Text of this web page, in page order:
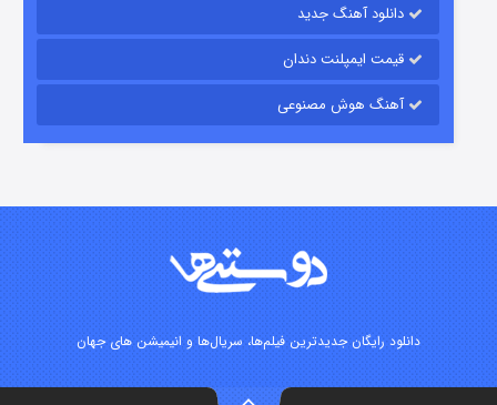
قسمت۷ (زیرنویس) منتشر شد
دانلود آهنگ جدید
قیمت ایمپلنت دندان
آهنگ هوش مصنوعی
دانلود رایگان جدیدترین فیلم‌ها، سریال‌ها و انیمیشن های جهان